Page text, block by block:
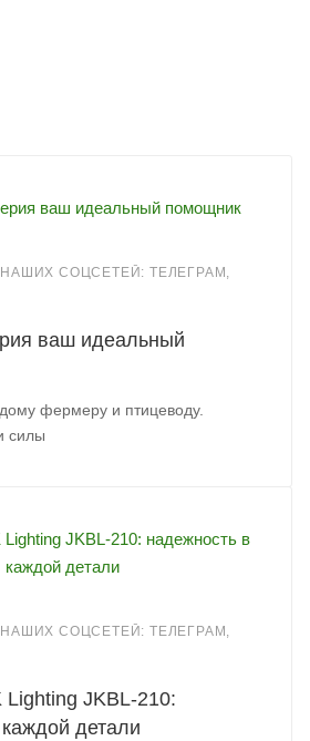
СОЦСЕТЕЙ: ТЕЛЕГРАМ,
ваш идеальный
фермеру и птицеводу.
силы
СОЦСЕТЕЙ: ТЕЛЕГРАМ,
JKBL-210:
детали